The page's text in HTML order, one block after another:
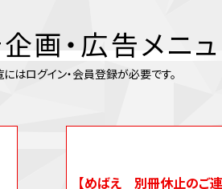
画・広告メニ
はログイン・会員登録が必要です。
【めばえ 別冊休止のご連